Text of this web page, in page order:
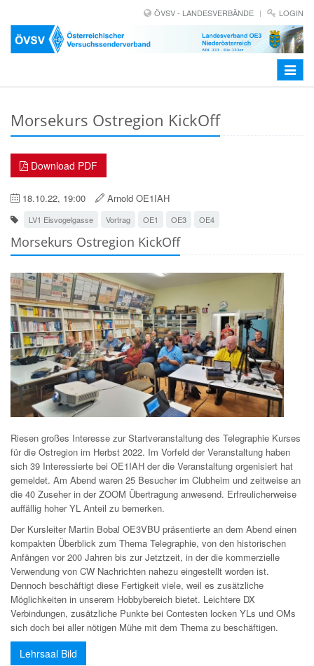
ÖVSV - LANDESVERBÄNDE LOGIN
Toggle
Morsekurs Ostregion KickOff
Download PDF
18.10.22, 19:00 Arnold OE1IAH
LV1 Eisvogelgasse Vortrag OE1 OE3 OE4
Morsekurs Ostregion KickOff
Riesen großes Interesse zur Startveranstaltung des Telegraphie Kurses
für die Ostregion im Herbst 2022. Im Vorfeld der Veranstaltung haben
sich 39 Interessierte bei OE1IAH der die Veranstaltung orgenisiert hat
gemeldet. Am Abend waren 25 Besucher im Clubheim und zeitweise an
die 40 Zuseher in der ZOOM Übertragung anwesend. Erfreulicherweise
auffällig hoher YL Anteil zu bemerken.
Der Kursleiter Martin Bobal OE3VBU präsentierte an dem Abend einen
kompakten Überblick zum Thema Telegraphie, von den historischen
Anfängen vor 200 Jahren bis zur Jetztzeit, in der die kommerzielle
Verwendung von CW Nachrichten nahezu eingestellt worden ist.
Dennoch beschäftigt diese Fertigkeit viele, weil es zusätzliche
Möglichkeiten in unserem Hobbybereich bietet. Leichtere DX
Verbindungen, zusätzliche Punkte bei Contesten locken YLs und OMs
sich doch bei aller nötigen Mühe mit dem Thema zu beschäftigen.
Lehrsaal Bild